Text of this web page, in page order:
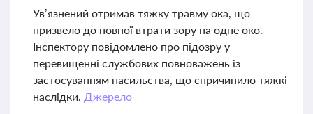
Ув’язнений отримав тяжку травму ока, що
призвело до повної втрати зору на одне око.
Інспектору повідомлено про підозру у
перевищенні службових повноважень із
застосуванням насильства, що спричинило тяжкі
наслідки. Джерело